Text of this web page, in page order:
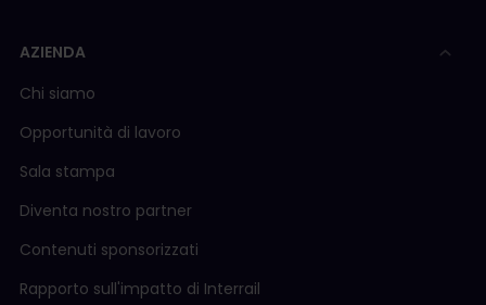
AZIENDA
Chi siamo
Opportunità di lavoro
Sala stampa
Diventa nostro partner
Contenuti sponsorizzati
Rapporto sull'impatto di Interrail